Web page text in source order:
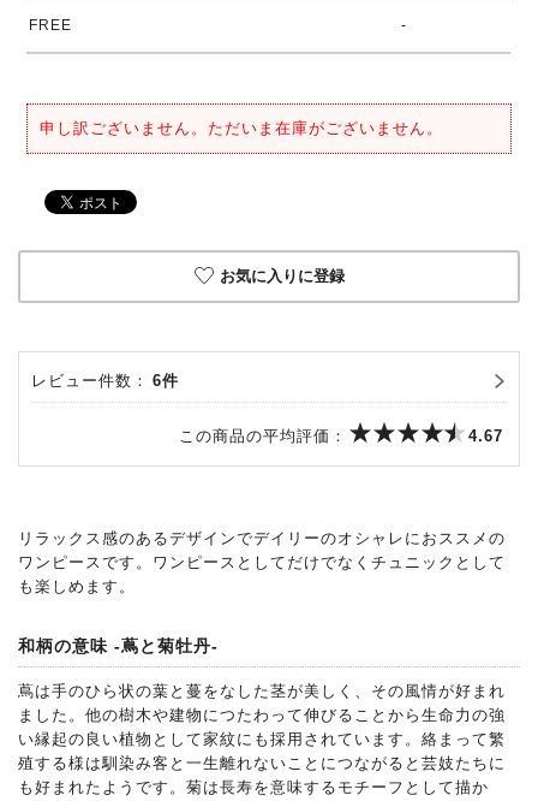
FREE -
申し訳ございません。ただいま在庫がございません。
お気に入りに登録
レビュー件数： 6件
この商品の平均評価： 4.67
リラックス感のあるデザインでデイリーのオシャレにおススメの
ワンピースです。ワンピースとしてだけでなくチュニックとして
も楽しめます。
和柄の意味 -蔦と菊牡丹-
蔦は手のひら状の葉と蔓をなした茎が美しく、その風情が好まれ
ました。他の樹木や建物につたわって伸びることから生命力の強
い縁起の良い植物として家紋にも採用されています。絡まって繁
殖する様は馴染み客と一生離れないことにつながると芸妓たちに
も好まれたようです。菊は長寿を意味するモチーフとして描か